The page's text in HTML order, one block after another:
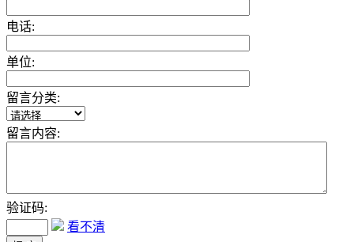
电话:
单位:
留言分类:
留言内容:
验证码:
看不清